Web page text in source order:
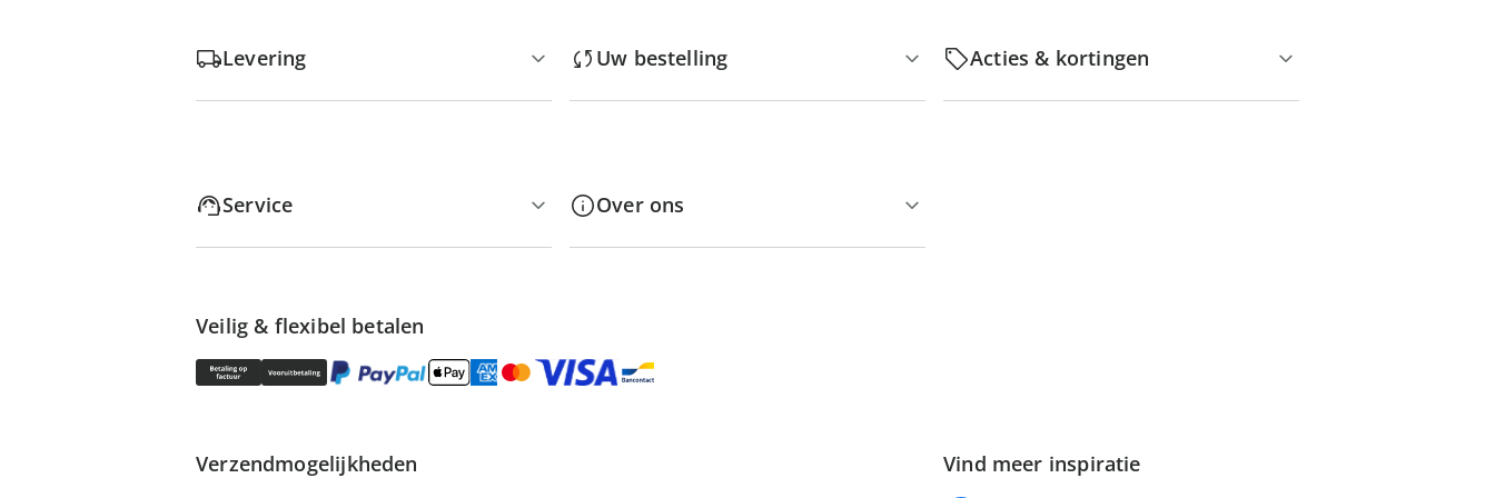
Levering Uw bestelling Acties & kortingen
Service Over ons
Veilig & flexibel betalen
Verzendmogelijkheden Vind meer inspiratie